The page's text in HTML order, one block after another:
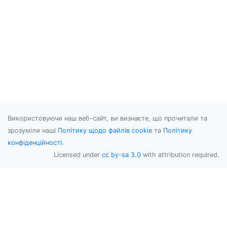
Використовуючи наш веб-сайт, ви визнаєте, що прочитали та
зрозуміли наші Політику щодо файлів cookie та Політику
конфіденційності.
Licensed under cc by-sa 3.0 with attribution required.